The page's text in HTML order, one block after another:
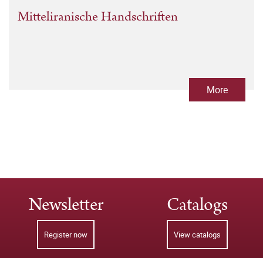
Mitteliranische Handschriften
More
Newsletter
Register now
Catalogs
View catalogs